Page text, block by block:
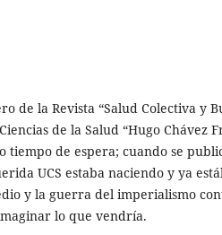
de la Revista “Salud Colectiva y
de la Salud “Hugo Chávez
tiempo de espera; cuando se
UCS estaba naciendo y ya
y la guerra del imperialismo
lo que vendría.